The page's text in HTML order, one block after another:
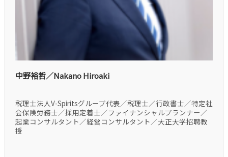
中野裕哲／Nakano Hiroaki
税理士法人V-Spiritsグループ代表／税理士／行政書士／特定社
会保険労務士／採用定着士／ファイナンシャルプランナー／
起業コンサルタント／経営コンサルタント／大正大学招聘教
授